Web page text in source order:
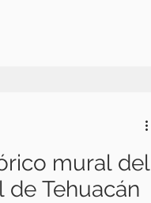
mural del
de Tehuacán